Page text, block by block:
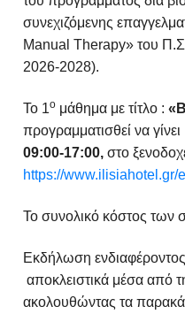
συνεχιζόμενης
Manual Therapy» του
2026-2028).
Το 1ομάθημα με τίτλο :
προγραμματισθεί να γίνει
09:00-17:00,στο
https://www.ilisiahotel.gr/
Το συνολικό κόστος των
Εκδήλωση
αποκλειστικά μέσα από
ακολουθώντας τα